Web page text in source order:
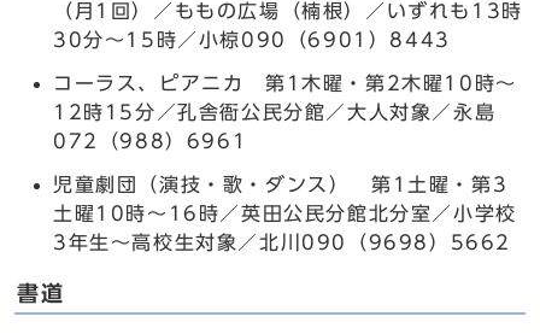
（月1回）／ももの広場（楠根）／いずれも13時
30分～15時／小椋090（6901）8443
コーラス、ピアニカ 第1木曜・第2木曜10時～
12時15分／孔舎衙公民分館／大人対象／永島
072（988）6961
児童劇団（演技・歌・ダンス） 第1土曜・第3
土曜10時～16時／英田公民分館北分室／小学校
3年生～高校生対象／北川090（9698）5662
書道